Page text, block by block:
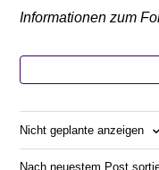
Informationen zum
Nicht geplante anzeigen
Nach neuestem Post